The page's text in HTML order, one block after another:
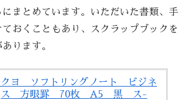
まとめています。いただいた書類、手
おくこともあり、スクラップブックを
ります。
クヨ ソフトリングノート ビジネ
ス 方眼罫 70枚 A5 黒 ス-